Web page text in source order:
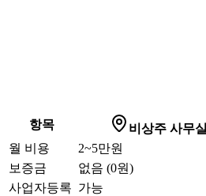
항목 비상주 사무실
월 비용
2~5만원
보증금
없음 (0원)
사업자등록 가능